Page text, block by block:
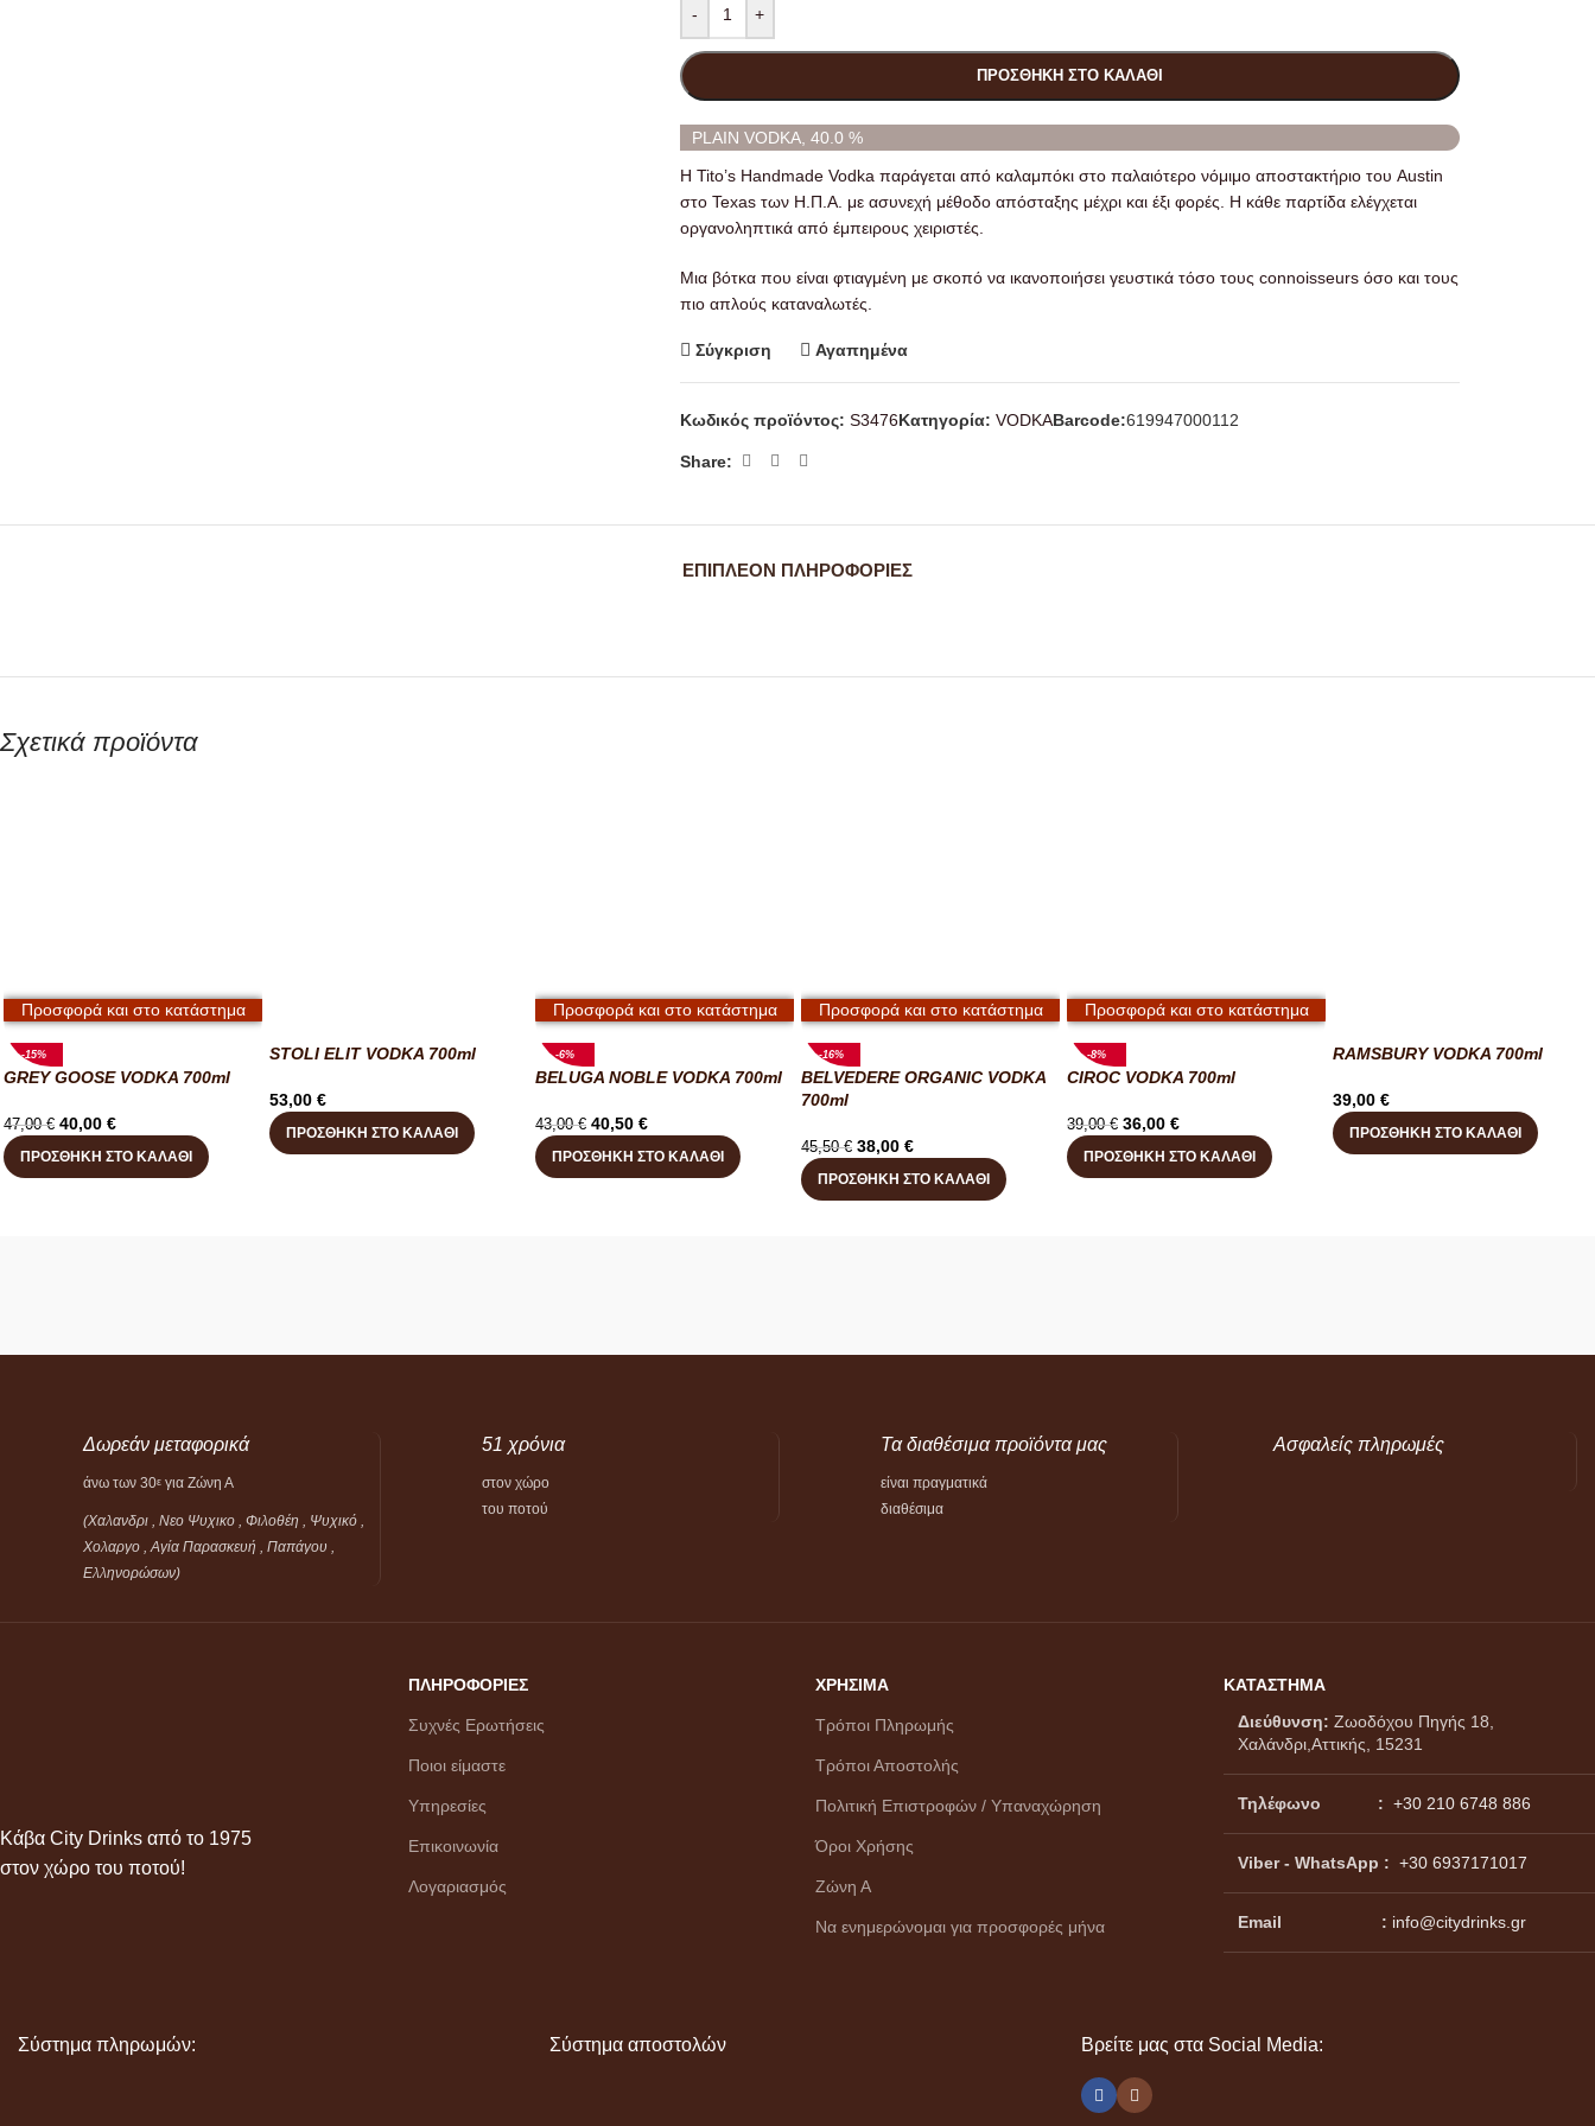
- +
ΠΡΟΣΘΉΚΗ ΣΤΟ ΚΑΛΆΘΙ
PLAIN VODKA, 40.0 %
H Tito’s Handmade Vodka παράγεται από καλαμπόκι στο παλαιότερο νόμιμο αποστακτήριο του Austin
στο Texas των Η.Π.Α. με ασυνεχή μέθοδο απόσταξης μέχρι και έξι φορές. Η κάθε παρτίδα ελέγχεται
οργανοληπτικά από έμπειρους χειριστές.
Μια βότκα που είναι φτιαγμένη με σκοπό να ικανοποιήσει γευστικά τόσο τους connoisseurs όσο και τους
πιο απλούς καταναλωτές.
Σύγκριση Αγαπημένα
Κωδικός προϊόντος: S3476Κατηγορία: VODKABarcode:619947000112
Share:
ΕΠΙΠΛΈΟΝ ΠΛΗΡΟΦΟΡΊΕΣ
Σχετικά προϊόντα
Προσφορά και στο κατάστημα
-15%
GREY GOOSE VODKA 700ml
47,00€ 40,00 €
ΠΡΟΣΘΉΚΗ ΣΤΟ ΚΑΛΆΘΙ
STOLI ELIT VODKA 700ml
53,00 €
ΠΡΟΣΘΉΚΗ ΣΤΟ ΚΑΛΆΘΙ
Προσφορά και στο κατάστημα
-6%
BELUGA NOBLE VODKA 700ml
43,00€ 40,50 €
ΠΡΟΣΘΉΚΗ ΣΤΟ ΚΑΛΆΘΙ
Προσφορά και στο κατάστημα
-16%
BELVEDERE ORGANIC VODKA
700ml
45,50€ 38,00 €
ΠΡΟΣΘΉΚΗ ΣΤΟ ΚΑΛΆΘΙ
Προσφορά και στο κατάστημα
-8%
CIROC VODKA 700ml
39,00€ 36,00 €
ΠΡΟΣΘΉΚΗ ΣΤΟ ΚΑΛΆΘΙ
RAMSBURY VODKA 700ml
39,00 €
ΠΡΟΣΘΉΚΗ ΣΤΟ ΚΑΛΆΘΙ
Δωρεάν μεταφορικά
άνω των 30ε για Ζώνη Α
(Χαλανδρι , Νεο Ψυχικο , Φιλοθέη , Ψυχικό ,
Χολαργο , Αγία Παρασκευή , Παπάγου ,
Ελληνορώσων)
51 χρόνια
στον χώρο
του ποτού
Τα διαθέσιμα προϊόντα μας
είναι πραγματικά
διαθέσιμα
Ασφαλείς πληρωμές
Κάβα City Drinks από το 1975
στον χώρο του ποτού!
ΠΛΗΡΟΦΟΡΙΕΣ
Συχνές Ερωτήσεις
Ποιοι είμαστε
Υπηρεσίες
Επικοινωνία
Λογαριασμός
ΧΡΗΣΙΜΑ
Τρόποι Πληρωμής
Τρόποι Αποστολής
Πολιτική Επιστροφών / Υπαναχώρηση
Όροι Χρήσης
Ζώνη Α
Να ενημερώνομαι για προσφορές μήνα
ΚΑΤΑΣΤΗΜΑ
Διεύθυνση: Ζωοδόχου Πηγής 18,
Χαλάνδρι,Αττικής, 15231
Τηλέφωνο : +30 210 6748 886
Viber - WhatsApp : +30 6937171017
Email : info@citydrinks.gr
Σύστημα πληρωμών: Σύστημα αποστολών Βρείτε μας στα Social Media: